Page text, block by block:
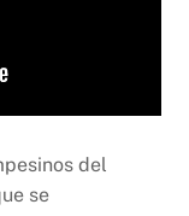
del
se